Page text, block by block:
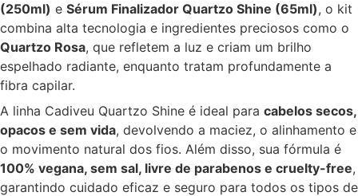
(250ml) e Sérum Finalizador Quartzo Shine (65ml), o kit
combina alta tecnologia e ingredientes preciosos como o
Quartzo Rosa, que refletem a luz e criam um brilho
espelhado radiante, enquanto tratam profundamente a
fibra capilar.
A linha Cadiveu Quartzo Shine é ideal para cabelos secos,
opacos e sem vida, devolvendo a maciez, o alinhamento e
o movimento natural dos fios. Além disso, sua fórmula é
100% vegana, sem sal, livre de parabenos e cruelty-free,
garantindo cuidado eficaz e seguro para todos os tipos de